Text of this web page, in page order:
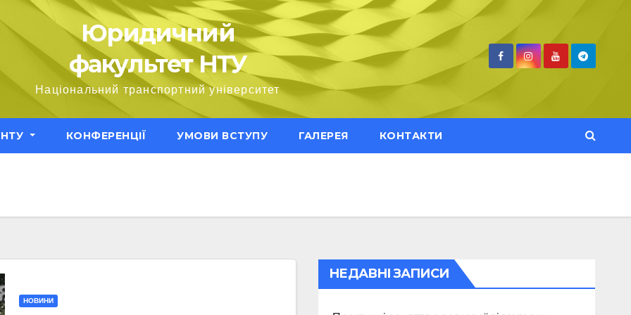
Юридичний
факультет НТУ
Національний транспортний університет
КОНФЕРЕНЦІЇ УМОВИ ВСТУПУ ГАЛЕРЕЯ КОНТАКТИ
НОВИНИ
НЕДАВНІ ЗАПИСИ